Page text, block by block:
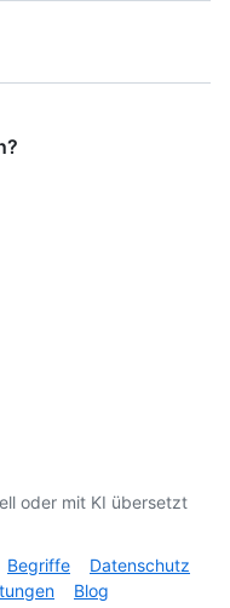
oder mit KI übersetzt
Begriffe
Datenschutz
Blog